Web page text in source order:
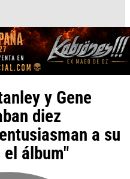
y Gene
diez
a su
álbum"